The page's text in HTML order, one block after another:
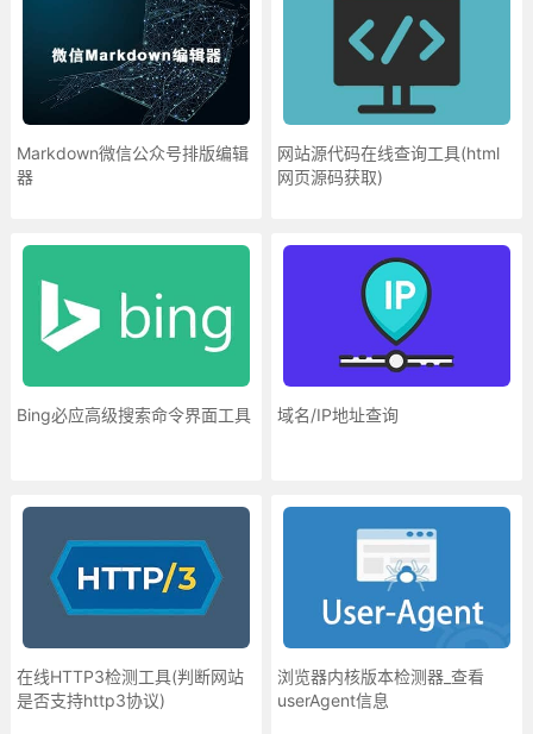
Markdown微信公众号排版编辑
器
网站源代码在线查询工具(html
网页源码获取)
Bing必应高级搜索命令界面工具 域名/IP地址查询
在线HTTP3检测工具(判断网站
是否支持http3协议)
浏览器内核版本检测器_查看
userAgent信息